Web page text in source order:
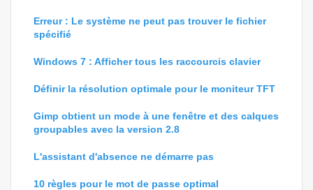
Erreur : Le système ne peut pas trouver le fichier
spécifié
Windows 7 : Afficher tous les raccourcis clavier
Définir la résolution optimale pour le moniteur TFT
Gimp obtient un mode à une fenêtre et des calques
groupables avec la version 2.8
L'assistant d'absence ne démarre pas
10 règles pour le mot de passe optimal